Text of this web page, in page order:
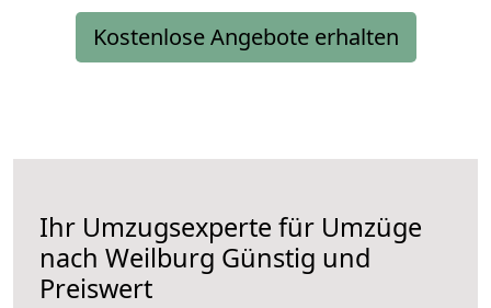
Kostenlose Angebote erhalten
Ihr Umzugsexperte für Umzüge
nach Weilburg Günstig und
Preiswert